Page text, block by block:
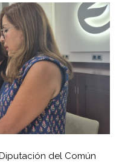
del Común